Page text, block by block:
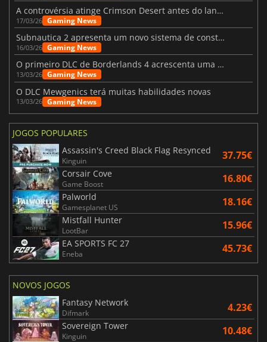
A controvérsia atinge Crimson Desert antes do lançamento
17/03/26 Gaming News
Subnautica 2 apresenta um novo sistema de construção de bases
16/03/26 Gaming News
O primeiro DLC de Borderlands 4 acrescenta uma nova personagem e muito mais
13/03/26 Gaming News
O DLC Mewgenics terá muitas habilidades novas
13/03/26 Gaming News
JOGOS POPULARES
Assassin's Creed Black Flag Resynced
Kinguin 37.75€
Corsair Cove
Game Boost 16.80€
Palworld
Gamesplanet US 18.16€
Mistfall Hunter
LootBar 15.96€
EA SPORTS FC 27
Eneba 45.73€
NOVOS JOGOS
Fantasy Network
Difmark 4.23€
Sovereign Tower
Kinguin 10.48€